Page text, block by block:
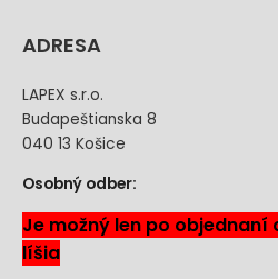
ADRESA
LAPEX s.r.o.
Budapeštianska 8
040 13 Košice
Osobný odber:
Je možný len po objednaní
líšia